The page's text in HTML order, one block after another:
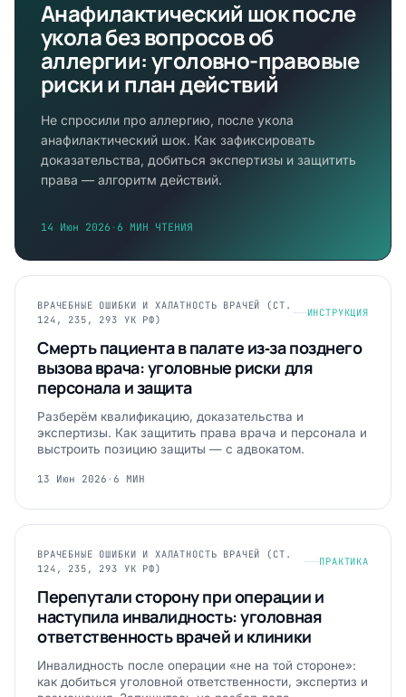
Анафилактический шок после
укола без вопросов об
аллергии: уголовно-правовые
риски и план действий
Не спросили про аллергию, после укола
анафилактический шок. Как зафиксировать
доказательства, добиться экспертизы и защитить
права — алгоритм действий.
14 Июн 2026 · 6 МИН ЧТЕНИЯ
ВРАЧЕБНЫЕ ОШИБКИ И ХАЛАТНОСТЬ ВРАЧЕЙ (СТ.
124, 235, 293 УК РФ)
ИНСТРУКЦИЯ
Смерть пациента в палате из‑за позднего
вызова врача: уголовные риски для
персонала и защита
Разберём квалификацию, доказательства и
экспертизы. Как защитить права врача и персонала и
выстроить позицию защиты — с адвокатом.
13 Июн 2026 · 6 МИН
ВРАЧЕБНЫЕ ОШИБКИ И ХАЛАТНОСТЬ ВРАЧЕЙ (СТ.
124, 235, 293 УК РФ)
ПРАКТИКА
Перепутали сторону при операции и
наступила инвалидность: уголовная
ответственность врачей и клиники
Инвалидность после операции «не на той стороне»:
как добиться уголовной ответственности, экспертиз и